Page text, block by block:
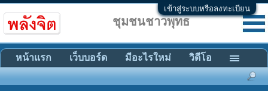
เข้าสู่ระบบหรือลงทะเบียน
ชุมชนชาวพุทธ
หน้าแรก เว็บบอร์ด มีอะไรใหม่ วิดีโอ